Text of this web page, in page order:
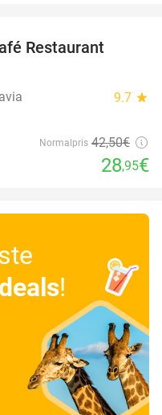
Restaurant
9.7 star
Normalpris 42,50€
28,95€
!